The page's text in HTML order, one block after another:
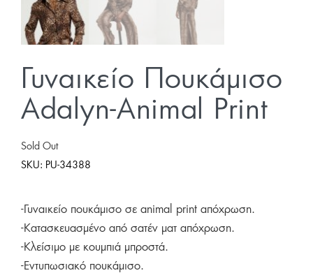
Γυναικείο Πουκάμισο
Adalyn-Animal Print
Sold Out
SKU: PU-34388
-Γυναικείο πουκάμισο σε animal print απόχρωση.
-Κατασκευασμένο από σατέν ματ απόχρωση.
-Κλείσιμο με κουμπιά μπροστά.
-Εντυπωσιακό πουκάμισο.